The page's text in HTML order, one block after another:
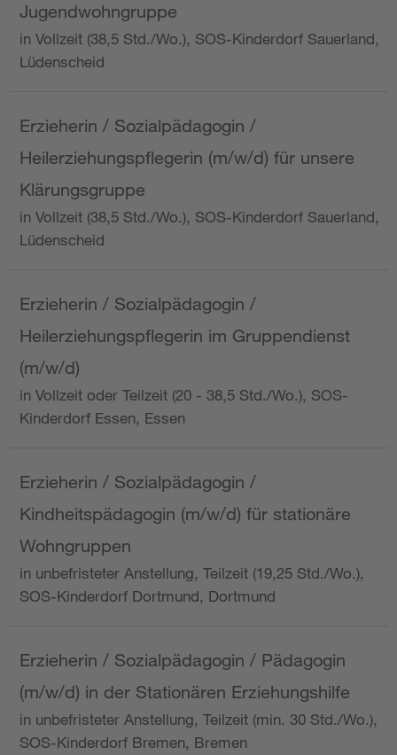
Jugendwohngruppe
in Vollzeit (38,5 Std./Wo.), SOS-Kinderdorf Sauerland,
Lüdenscheid
Erzieherin / Sozialpädagogin /
Heilerziehungspflegerin (m/w/d) für unsere
Klärungsgruppe
in Vollzeit (38,5 Std./Wo.), SOS-Kinderdorf Sauerland,
Lüdenscheid
Erzieherin / Sozialpädagogin /
Heilerziehungspflegerin im Gruppendienst
(m/w/d)
in Vollzeit oder Teilzeit (20 - 38,5 Std./Wo.), SOS-
Kinderdorf Essen, Essen
Erzieherin / Sozialpädagogin /
Kindheitspädagogin (m/w/d) für stationäre
Wohngruppen
in unbefristeter Anstellung, Teilzeit (19,25 Std./Wo.),
SOS-Kinderdorf Dortmund, Dortmund
Erzieherin / Sozialpädagogin / Pädagogin
(m/w/d) in der Stationären Erziehungshilfe
in unbefristeter Anstellung, Teilzeit (min. 30 Std./Wo.),
SOS-Kinderdorf Bremen, Bremen